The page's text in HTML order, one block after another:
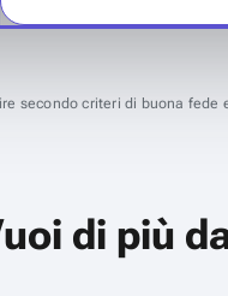
secondo criteri di buona
di più